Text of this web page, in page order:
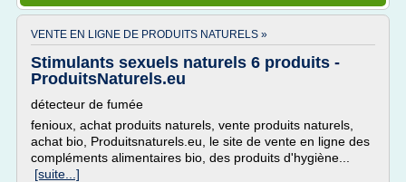
VENTE EN LIGNE DE PRODUITS NATURELS »
Stimulants sexuels naturels 6 produits -
ProduitsNaturels.eu
détecteur de fumée
fenioux, achat produits naturels, vente produits naturels,
achat bio, Produitsnaturels.eu, le site de vente en ligne des
compléments alimentaires bio, des produits d'hygiène...
[suite...]